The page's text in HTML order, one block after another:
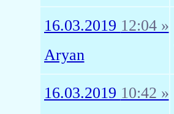
16.03.2019 12:04 »
Aryan
16.03.2019 10:42 »